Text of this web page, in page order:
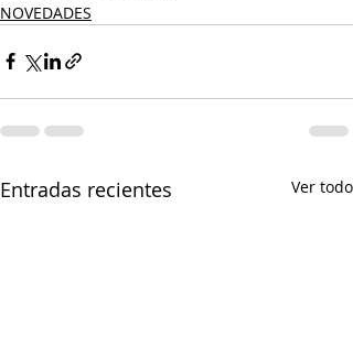
NOVEDADES
Entradas recientes Ver todo